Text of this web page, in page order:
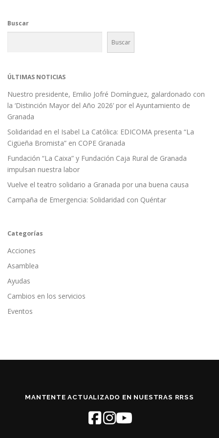
c
d
e
e
n
t
r
a
d
a
Buscar
Buscar
ÚLTIMAS NOTICIAS
Nuestro presidente, Emilio Jofré Domínguez, galardonado con
la ‘Distinción Mayor del Año 2026’ por el Ayuntamiento de
Granada
Solidaridad en el Isabel La Católica: EDICOMA presenta “La
Cigüeña Bromista” en COPE Granada
Fundación “La Caixa” y Fundación Caja Rural de Granada
impulsan nuestra labor
Vuelve el teatro solidario a Granada por una buena causa
Campaña de Emergencia: Solidaridad con Quéntar
Categorías
Acciones
Asamblea
Ayudas
Cambios en los servicios
Eventos
MANTENTE ACTUALIZADO EN NUESTRAS RRSS